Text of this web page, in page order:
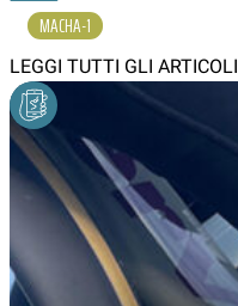
MACHA-1
LEGGI TUTTI GLI ARTICOLI